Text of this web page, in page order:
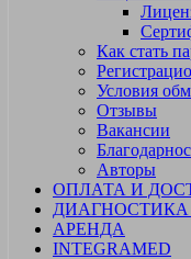
Как стать
Условия
Отзывы
Вакансии
Авторы
ОПЛАТА И
АРЕНДА
INTEGRAMED